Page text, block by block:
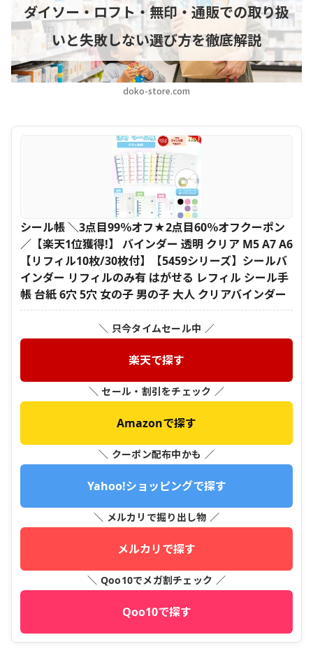
doko-store.com
ダイソー・ロフト・無印・通販での取り扱
いと失敗しない選び方を徹底解説
シール帳 ＼3点目99％オフ★2点目60％オフクーポン
／【楽天1位獲得!】 バインダー 透明 クリア M5 A7 A6
【リフィル10枚/30枚付】【5459シリーズ】シールバ
インダー リフィルのみ有 はがせる レフィル シール手
帳 台紙 6穴 5穴 女の子 男の子 大人 クリアバインダー
＼ 只今タイムセール中 ／
楽天で探す
＼ セール・割引をチェック ／
Amazonで探す
＼ クーポン配布中かも ／
Yahoo!ショッピングで探す
＼ メルカリで掘り出し物 ／
メルカリで探す
＼ Qoo10でメガ割チェック ／
Qoo10で探す